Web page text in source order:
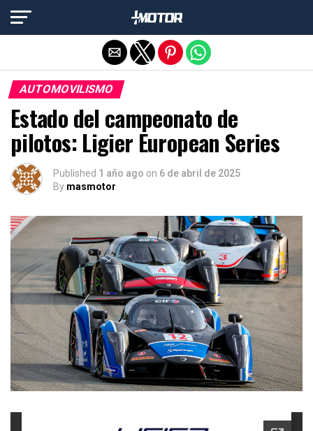
AUTOMOVILISMO
Estado del campeonato de
pilotos: Ligier European Series
Published 1 año ago on 6 de abril de 2025
By masmotor
Salir de la versión móvil